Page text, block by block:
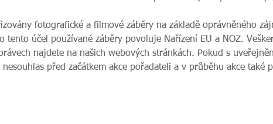
fotografické a filmové záběry na základě oprávněného
tento účel používané záběry povoluje Nařízení EU a NOZ.
najdete na našich webových stránkách. Pokud s
před začátkem akce pořadateli a v průběhu akce také